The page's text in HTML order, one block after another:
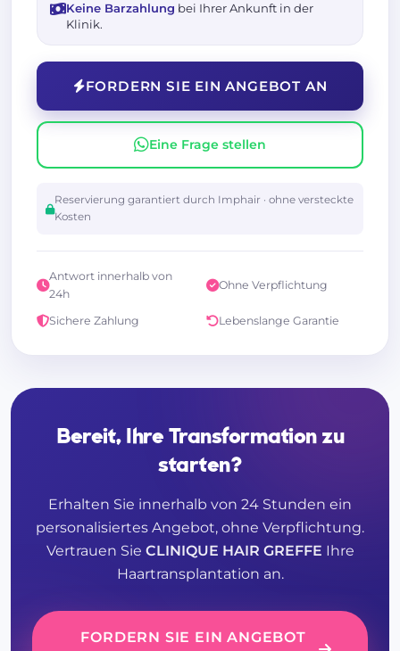
Keine Barzahlung bei Ihrer Ankunft in der
Klinik.
FORDERN SIE EIN ANGEBOT AN
Eine Frage stellen
Reservierung garantiert durch Imphair · ohne versteckte
Kosten
Antwort innerhalb von
24h
Ohne Verpflichtung
Sichere Zahlung Lebenslange Garantie
Bereit, Ihre Transformation zu
starten?
Erhalten Sie innerhalb von 24 Stunden ein
personalisiertes Angebot, ohne Verpflichtung.
Vertrauen Sie CLINIQUE HAIR GREFFE Ihre
Haartransplantation an.
FORDERN SIE EIN ANGEBOT